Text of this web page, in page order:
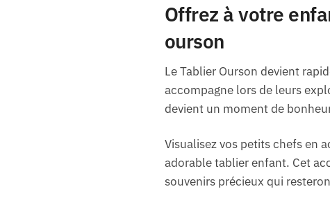
Offrez à votre
ourson
Le Tablier Ourson devient
accompagne lors de leurs
devient un moment de
Visualisez vos petits chefs en
adorable tablier enfant. Cet
souvenirs précieux qui